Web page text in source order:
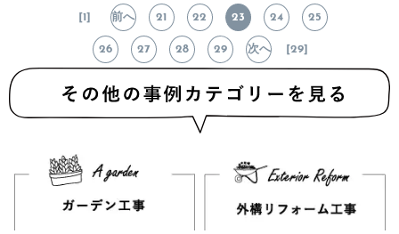
[1] 前へ 21 22 23 24 25
26 27 28 29 次へ [29]